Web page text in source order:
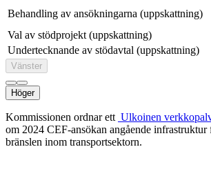
Behandling av ansökningarna (uppskattning)
Val av stödprojekt (uppskattning)
Undertecknande av stödavtal (uppskattning)
Vänster
Höger
Kommissionen ordnar ett Ulkoinen
om 2024 CEF-ansökan angående infrastruktur
bränslen inom transportsektorn.